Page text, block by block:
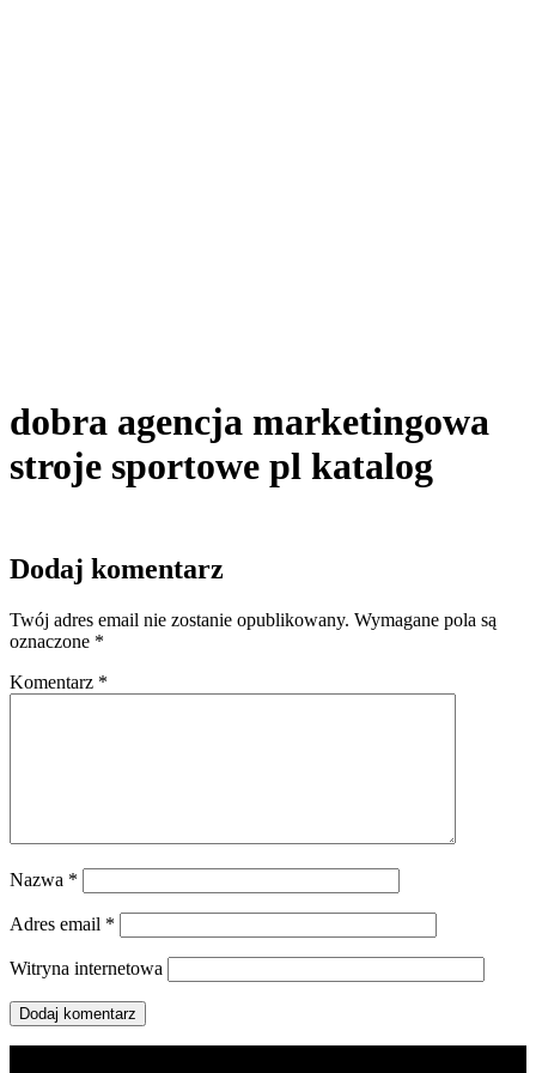
dobra agencja marketingowa
stroje sportowe pl katalog
Dodaj komentarz
Twój adres email nie zostanie opublikowany. Wymagane pola są
oznaczone *
Komentarz *
Nazwa *
Adres email *
Witryna internetowa